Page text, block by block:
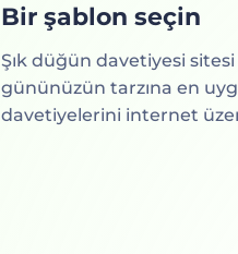
Bir şablon seçin
Şık düğün davetiyesi sitesi
gününüzün tarzına en
davetiyelerini internet